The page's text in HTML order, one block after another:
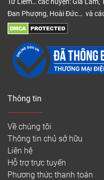
Đan Phượng, Hoài Đức… và
Thông tin
Về chúng tôi
Thông tin chủ sở hữu
Liên hệ
Hỗ trợ trực tuyến
Phương thức thanh toán